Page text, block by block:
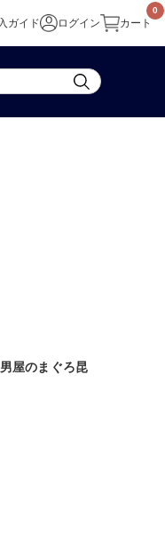
ガイド ログイン
0
カート
屋のまぐろ昆